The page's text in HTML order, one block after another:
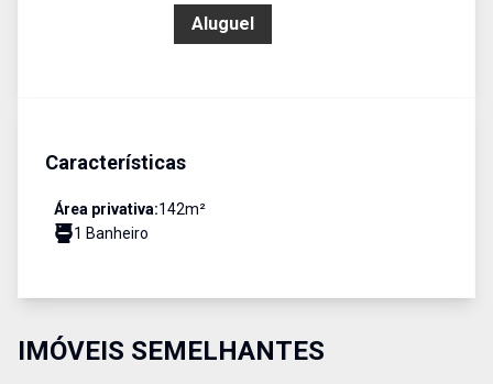
Aluguel
Características
Área privativa:142m²
1 Banheiro
IMÓVEIS SEMELHANTES